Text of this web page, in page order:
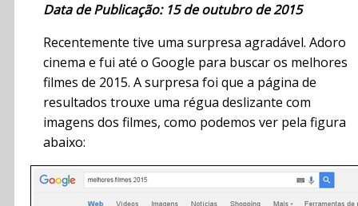
Data de Publicação: 15 de outubro de 2015
Recentemente tive uma surpresa agradável. Adoro
cinema e fui até o Google para buscar os melhores
filmes de 2015. A surpresa foi que a página de
resultados trouxe uma régua deslizante com
imagens dos filmes, como podemos ver pela figura
abaixo: